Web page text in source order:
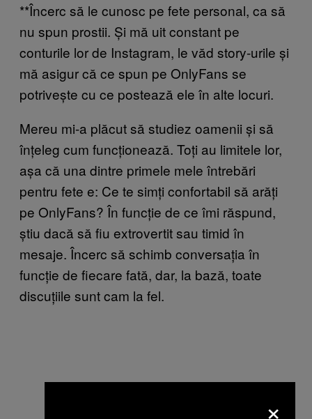
**Încerc să le cunosc pe fete personal, ca să
nu spun prostii. Și mă uit constant pe
conturile lor de Instagram, le văd story-urile și
mă asigur că ce spun pe OnlyFans se
potrivește cu ce postează ele în alte locuri.
Mereu mi-a plăcut să studiez oamenii și să
înțeleg cum funcționează. Toți au limitele lor,
așa că una dintre primele mele întrebări
pentru fete e: Ce te simți confortabil să arăți
pe OnlyFans? În funcție de ce îmi răspund,
știu dacă să fiu extrovertit sau timid în
mesaje. Încerc să schimb conversația în
funcție de fiecare fată, dar, la bază, toate
discuțiile sunt cam la fel.
×